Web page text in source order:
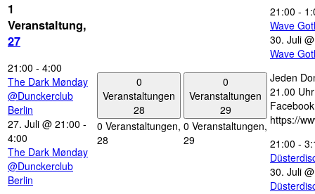
1
Veranstaltung,
27
21:00 - 4:00
The Dark Mønday
@Dunckerclub
Berlin
27. Juli @ 21:00 -
4:00
The Dark Mønday
@Dunckerclub
Berlin
0
Veranstaltungen
28
0 Veranstaltungen,
28
0
Veranstaltungen
29
0 Veranstaltungen,
29
21:00 -
Wave
30. Juli
Wave
Jeden
21.00
https://
21:00 -
30. Juli